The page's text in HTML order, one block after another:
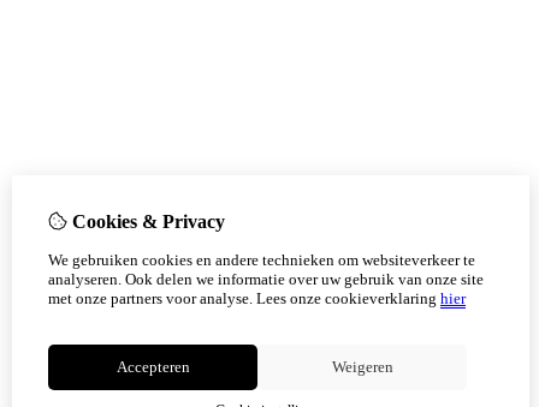
Cookies & Privacy
We gebruiken cookies en andere technieken om websiteverkeer te
analyseren. Ook delen we informatie over uw gebruik van onze site
met onze partners voor analyse. Lees onze cookieverklaring hier
Accepteren Weigeren